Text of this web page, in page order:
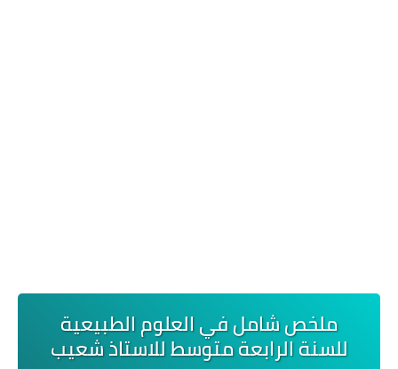
ملخص شامل في العلوم الطبيعية
للسنة الرابعة متوسط للاستاذ شعيب